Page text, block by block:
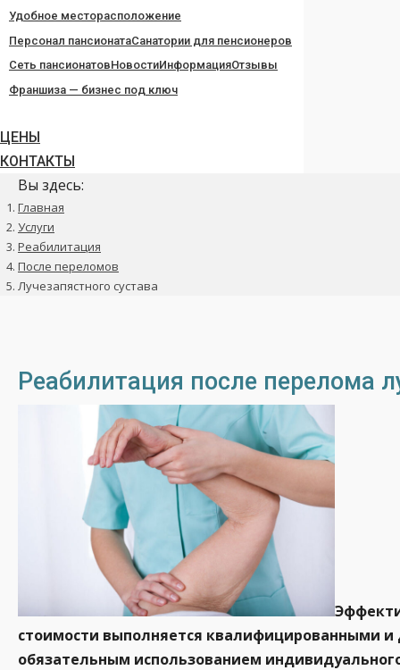
Удобное месторасположение
Персонал пансионатаСанатории для пенсионеров
Сеть пансионатовНовостиИнформацияОтзывы
Франшиза — бизнес под ключ
ЦЕНЫ
КОНТАКТЫ
Вы здесь:
Главная
Услуги
Реабилитация
После переломов
Лучезапястного сустава
Реабилитация после перелома
стоимости выполняется квалифицированными
обязательным использованием